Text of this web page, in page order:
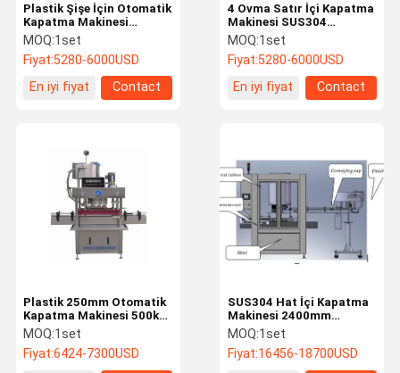
Plastik Şişe İçin Otomatik
Kapatma Makinesi
1700mm Kapatma
Makinesi
MOQ:1set
Fiyat:5280-6000USD
En iyi fiyat
Contact
4 Ovma Satır İçi Kapatma
Makinesi SUS304
Otomatik Şişe Kapağı
MOQ:1set
Fiyat:5280-6000USD
En iyi fiyat
Contact
Plastik 250mm Otomatik
Kapatma Makinesi 500kg
Şarap Şişesi Vidalı Kapak
MOQ:1set
Fiyat:6424-7300USD
SUS304 Hat İçi Kapatma
Makinesi 2400mm
Otomatik Şişe Kapatma
Makinesi
MOQ:1set
Fiyat:16456-18700USD